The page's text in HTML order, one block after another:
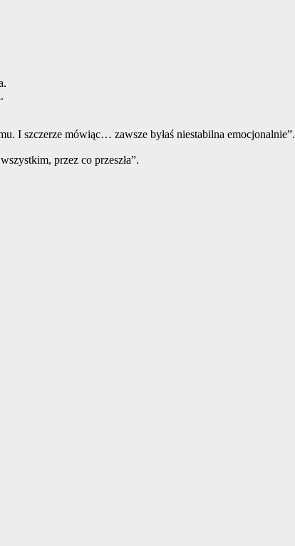
I szczerze mówiąc… zawsze byłaś niestabilna emocjonalnie”.
przez co przeszła”.